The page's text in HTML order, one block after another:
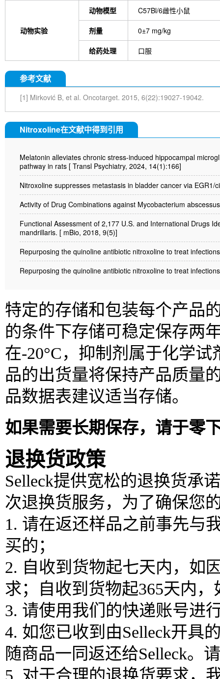
动物实验
动物模型 C57Bl/6雌性小鼠
剂量 0±7 mg/kg
给药处理 口服
参考文献
[1] Mirković B, et al. Oncotarget. 2015, 6(22):19027-19042.
Nitroxoline在文献中得到引用
Melatonin alleviates chronic stress-induced hippocampal
pathway in rats [ Transl Psychiatry, 2024, 14(1):166]
Nitroxoline suppresses metastasis in bladder cancer via
Activity of Drug Combinations against Mycobacterium
Functional Assessment of 2,177 U.S. and International Drugs
mandrillaris. [ mBio, 2018, 9(5)]
Repurposing the quinoline antibiotic nitroxoline to treat
Repurposing the quinoline antibiotic nitroxoline to treat
特定的存储和包装每个产品
的条件下存储可稳定保存两
在-20°C，抑制剂属于化学
品的出货量将保持产品质量
品数据表建议适当存储。
如果需要长期保存，请于零
退换货政策
Selleck提供宽松的退换货承
次退换货服务，为了确保您
1. 请在返还样品之前事先与
买的；
2. 自收到货物起七天内，如
求；自收到货物起365天内
3. 请使用我们的快递账号进
4. 如您已收到由Selleck开具
随商品一同返还给Selleck。
5. 对于合理的退换货要求，